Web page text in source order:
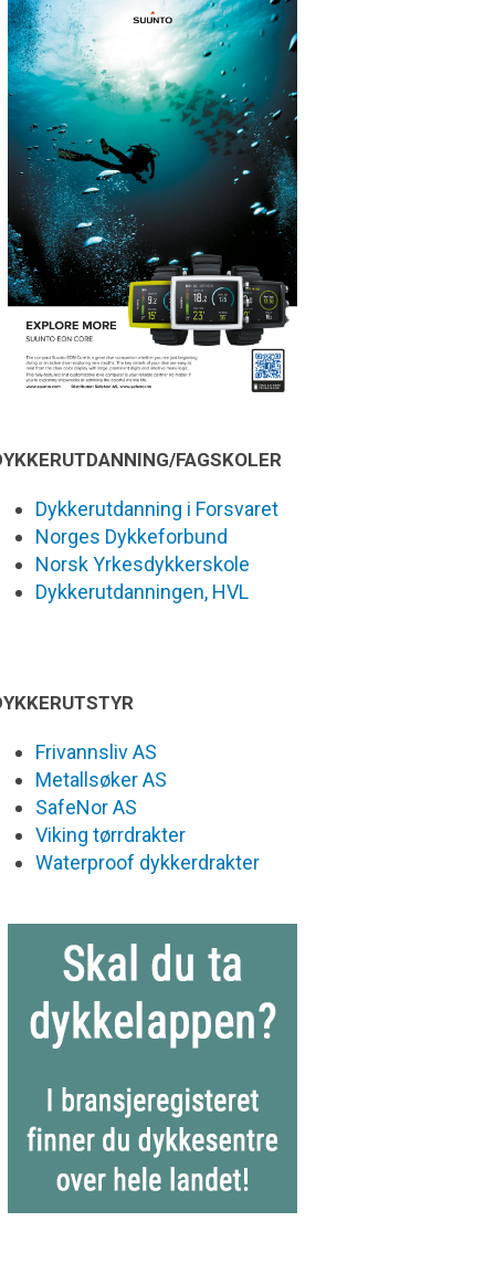
FAGSKOLER
Dykkerutdanning i Forsvaret
Norges Dykkeforbund
Norsk Yrkesdykkerskole
Dykkerutdanningen, HVL
Frivannsliv AS
Metallsøker AS
SafeNor AS
Viking tørrdrakter
Waterproof dykkerdrakter